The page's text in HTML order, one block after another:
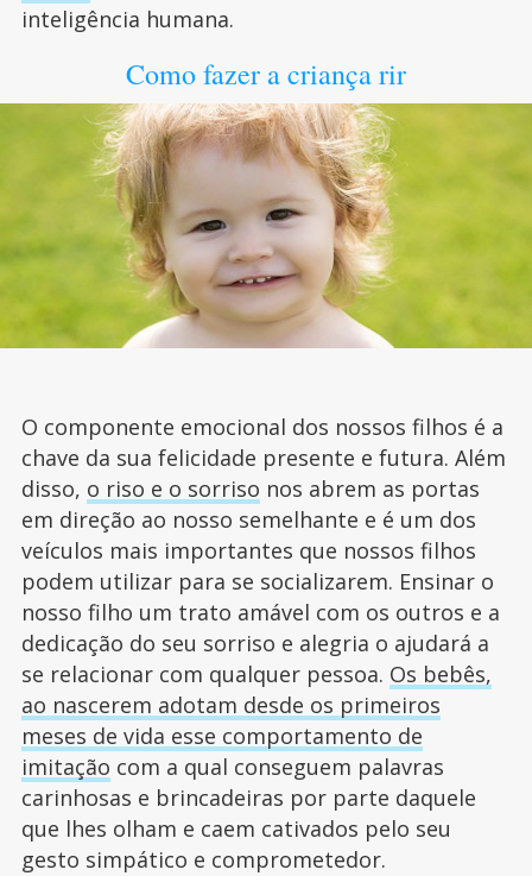
inteligência humana.
Como fazer a criança rir
O componente emocional dos nossos filhos é a
chave da sua felicidade presente e futura. Além
disso, o riso e o sorriso nos abrem as portas
em direção ao nosso semelhante e é um dos
veículos mais importantes que nossos filhos
podem utilizar para se socializarem. Ensinar o
nosso filho um trato amável com os outros e a
dedicação do seu sorriso e alegria o ajudará a
se relacionar com qualquer pessoa. Os bebês,
ao nascerem adotam desde os primeiros
meses de vida esse comportamento de
imitação com a qual conseguem palavras
carinhosas e brincadeiras por parte daquele
que lhes olham e caem cativados pelo seu
gesto simpático e comprometedor.